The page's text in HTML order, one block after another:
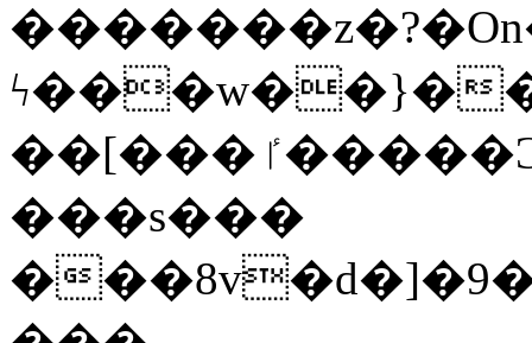
ϟ���w��}�
��[���ٵ�����Ͻ���������x�ս��Apq�����޻�V����O�cp����ٝy{����:�k�ןNݯOOCyx6���&���?
���s���
�